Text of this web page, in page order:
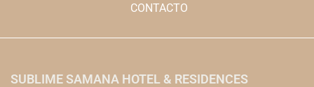
CONTACTO
SUBLIME SAMANA HOTEL & RESIDENCES